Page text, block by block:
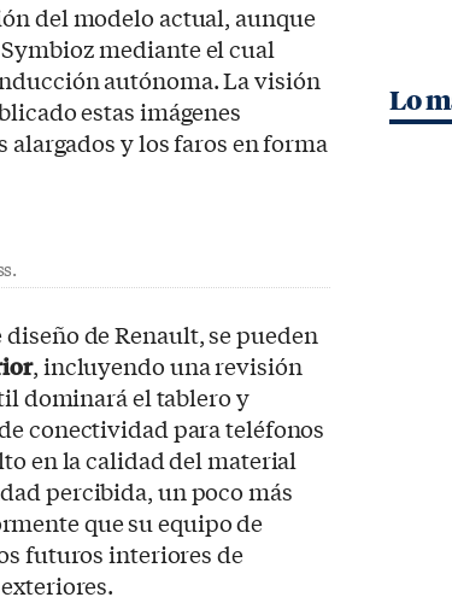
del modelo actual, aunque
mediante el cual
autónoma. La visión
estas imágenes
y los faros en forma
de Renault, se pueden
, incluyendo una revisión
dominará el tablero y
conectividad para teléfonos
en la calidad del material
percibida, un poco más
que su equipo de
futuros interiores de
Lo